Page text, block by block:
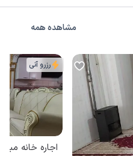
مشاهده همه
رزرو آنی
اجاره خانه